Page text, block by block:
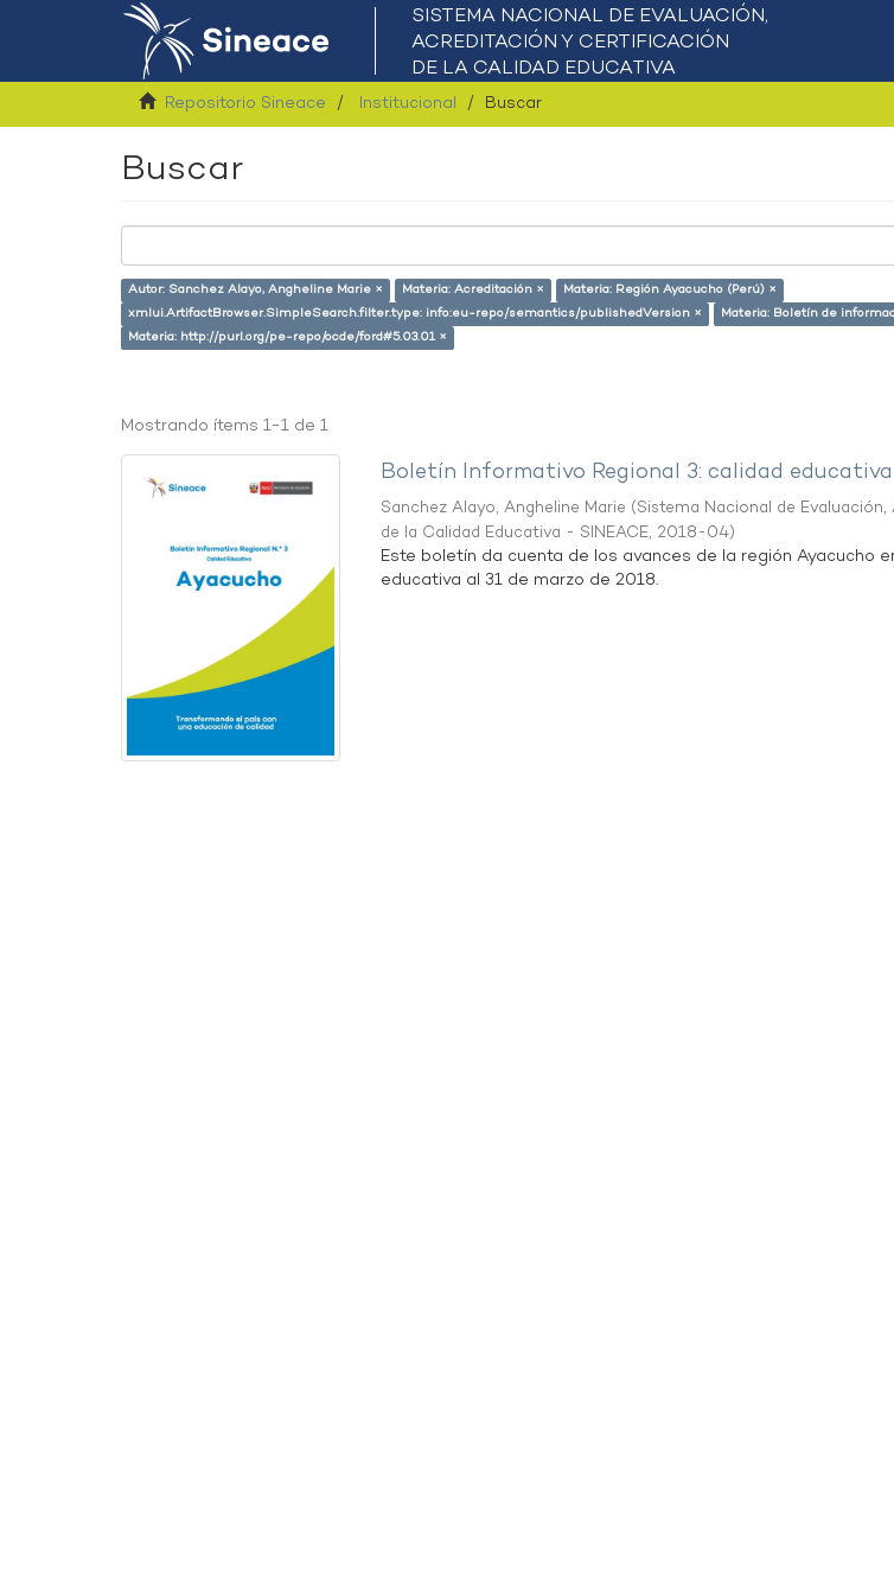
Repositorio Sineace Institucional Buscar
Buscar
Autor: Sanchez Alayo, Angheline Marie × Materia: Acreditación ×
Materia: Región Ayacucho (Perú) ×
xmlui.ArtifactBrowser.SimpleSearch.filter.type: info:eu-repo/semantics/publishedVersion ×
Materia: Boletín de
Materia: http://purl.org/pe-repo/ocde/ford#5.03.01 ×
Mostrando ítems 1-1 de 1
Boletín Informativo Regional 3: calidad
Sanchez Alayo, Angheline Marie (Sistema Nacional de
de la Calidad Educativa - SINEACE, 2018-04)
Este boletín da cuenta de los avances de la región Ayacucho
educativa al 31 de marzo de 2018.